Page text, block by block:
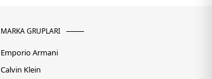
MARKA GRUPLARI
Emporio Armani
Calvin Klein